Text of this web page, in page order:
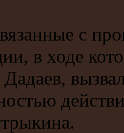
с
в ходе